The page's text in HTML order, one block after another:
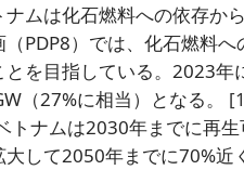
ナムは化石燃料への依存か
（PDP8）では、化石燃料
とを目指している。2023年
（27%に相当）となる。
トナムは2030年までに再
大して2050年までに70%近